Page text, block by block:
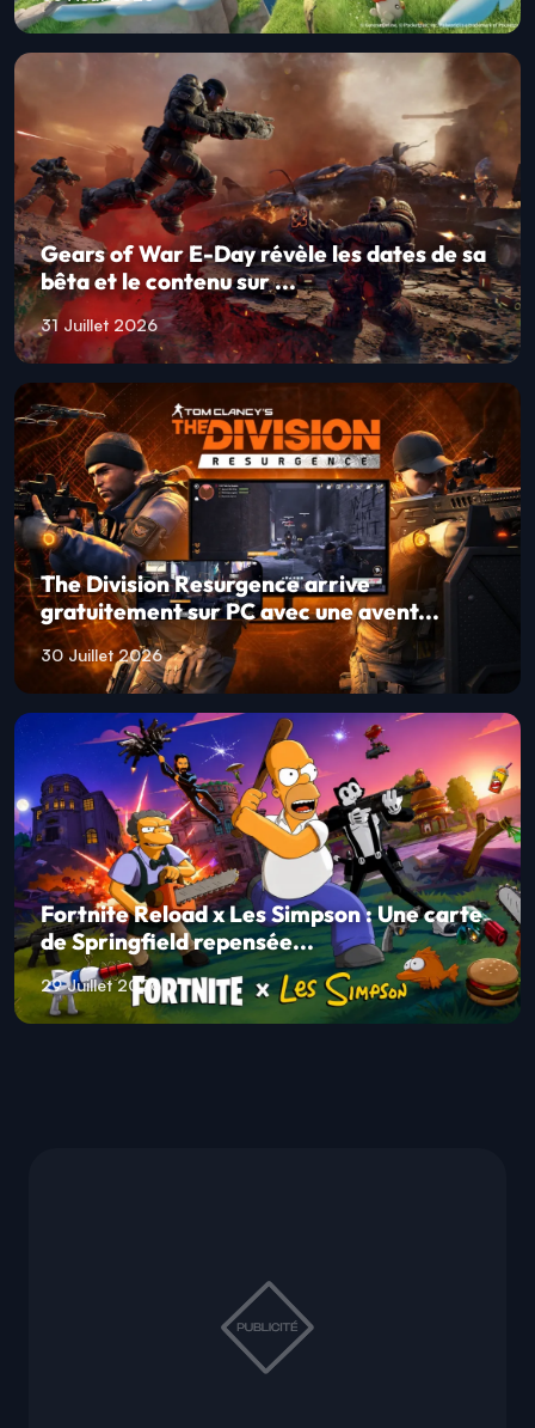
Gears of War E-Day révèle les dates de sa
bêta et le contenu sur ...
31 Juillet 2026
The Division Resurgence arrive
gratuitement sur PC avec une avent...
30 Juillet 2026
Fortnite Reload x Les Simpson : Une carte
de Springfield repensée...
29 Juillet 2026